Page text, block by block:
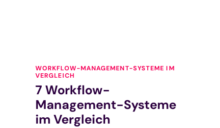
WORKFLOW-MANAGEMENT-SYSTEME IM
VERGLEICH
7 Workflow-
Management-Systeme
im Vergleich